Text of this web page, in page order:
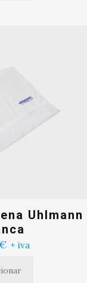
Uhlmann
+ iva